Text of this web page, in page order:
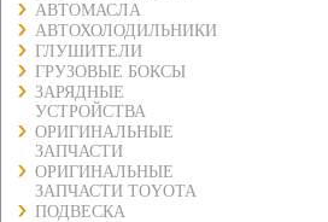
АВТОМАСЛА
АВТОХОЛОДИЛЬНИКИ
ГЛУШИТЕЛИ
ГРУЗОВЫЕ БОКСЫ
ЗАРЯДНЫЕ
УСТРОЙСТВА
ОРИГИНАЛЬНЫЕ
ЗАПЧАСТИ
ОРИГИНАЛЬНЫЕ
ЗАПЧАСТИ TOYOTA
ПОДВЕСКА